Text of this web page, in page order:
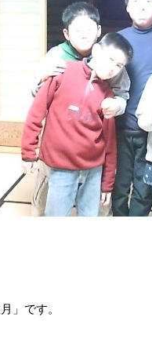
」です。